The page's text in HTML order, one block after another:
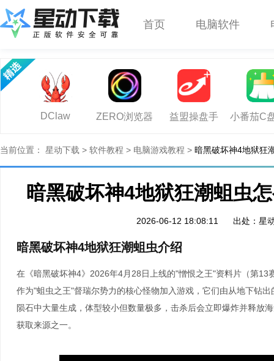
首页 电脑软件
DClaw ZERO浏览器 益盟操盘手 小番茄C
当前位置： 星动下载 > 软件教程 > 电脑游戏教程 > 暗黑破坏神4地狱狂
暗黑破坏神4地狱狂潮蛆虫
2026-06-12 18:08:11 出处：星
暗黑破坏神4地狱狂潮蛆虫介绍
在《暗黑破坏神4》2026年4月28日上线的"憎恨之王"资料片（第
作为"蛆虫之王"督瑞尔势力的核心怪物加入游戏，它们由从地下钻
陨石中大量生成，体型较小但数量极多，击杀后会立即爆炸并释放
获取来源之一。